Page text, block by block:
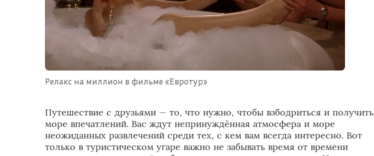
Релакс на миллион в фильме «Евротур»
Путешествие с друзьями — то, что нужно, чтобы взбодриться и получить
море впечатлений. Вас ждут непринуждённая атмосфера и море
неожиданных развлечений среди тех, с кем вам всегда интересно. Вот
только в туристическом угаре важно не забывать время от времени